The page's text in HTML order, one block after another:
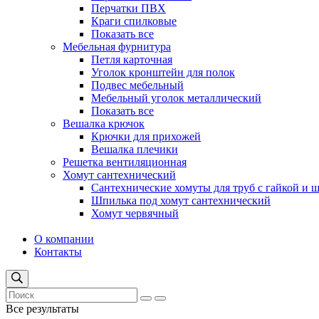
Перчатки ПВХ
Краги спилковые
Показать все
Мебельная фурнитура
Петля карточная
Уголок кронштейн для полок
Подвес мебельный
Мебельный уголок металлический
Показать все
Вешалка крючок
Крючки для прихожей
Вешалка плечики
Решетка вентиляционная
Хомут сантехнический
Сантехнические хомуты для труб с гайкой и
Шпилька под хомут сантехнический
Хомут червячный
О компании
Контакты
Все результаты